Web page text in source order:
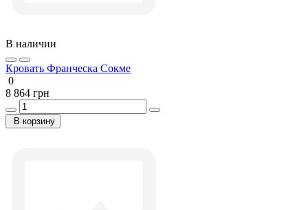
В наличии
Кровать Франческа Сокме
0
8 864 грн
В корзину